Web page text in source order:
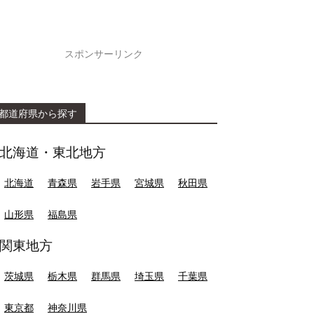
スポンサーリンク
道府県から探す
北海道・東北地方
北海道 青森県 岩手県 宮城県 秋田県
山形県 福島県
関東地方
茨城県 栃木県 群馬県 埼玉県 千葉県
東京都 神奈川県